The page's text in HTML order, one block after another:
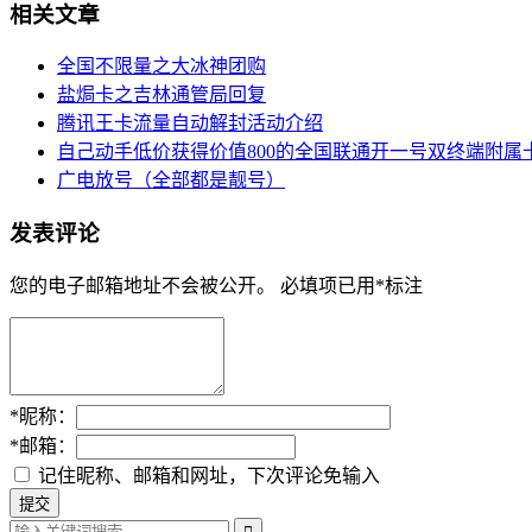
相关文章
全国不限量之大冰神团购
盐焗卡之吉林通管局回复
腾讯王卡流量自动解封活动介绍
自己动手低价获得价值800的全国联通开一号双终端附属
广电放号（全部都是靓号）
发表评论
您的电子邮箱地址不会被公开。 必填项已用 *标注
*昵称：
*邮箱：
记住昵称、邮箱和网址，下次评论免输入